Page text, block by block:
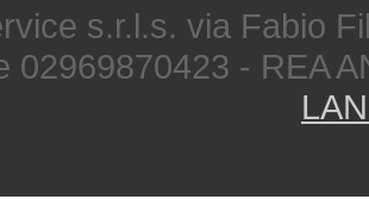
s.r.l.s. via Fabio
02969870423 - REA